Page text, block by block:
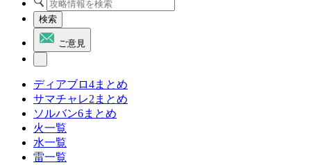
検索
ご意見
ディアブロ4まとめ
サマチャレ2まとめ
ソルバン6まとめ
火一覧
水一覧
雷一覧